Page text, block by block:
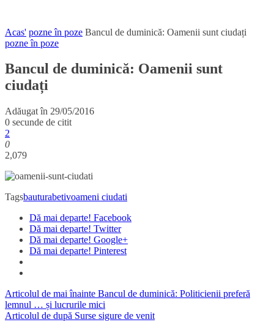
Acas' pozne în poze Bancul de duminică: Oamenii sunt ciudați
pozne în poze
Bancul de duminică: Oamenii sunt
ciudați
Adăugat în 29/05/2016
0 secunde de citit
2
0
2,079
Tagsbauturabetivoameni ciudati
Dă mai departe! Facebook
Dă mai departe! Twitter
Dă mai departe! Google+
Dă mai departe! Pinterest
Articolul de mai înainte Bancul de duminică: Politicienii preferă
lemnul … și lucrurile mici
Articolul de după Surse sigure de venit